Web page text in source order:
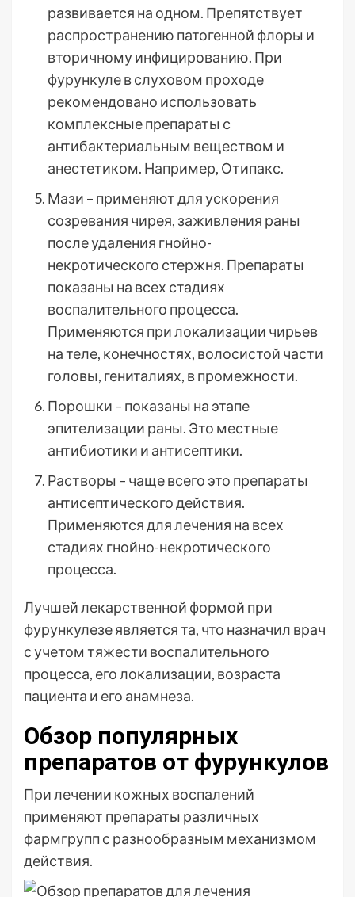
развивается на одном. Препятствует
распространению патогенной флоры и
вторичному инфицированию. При
фурункуле в слуховом проходе
рекомендовано использовать
комплексные препараты с
антибактериальным веществом и
анестетиком. Например, Отипакс.
Мази – применяют для ускорения
созревания чирея, заживления раны
после удаления гнойно-
некротического стержня. Препараты
показаны на всех стадиях
воспалительного процесса.
Применяются при локализации чирьев
на теле, конечностях, волосистой части
головы, гениталиях, в промежности.
Порошки – показаны на этапе
эпителизации раны. Это местные
антибиотики и антисептики.
Растворы – чаще всего это препараты
антисептического действия.
Применяются для лечения на всех
стадиях гнойно-некротического
процесса.
Лучшей лекарственной формой при
фурункулезе является та, что назначил врач
с учетом тяжести воспалительного
процесса, его локализации, возраста
пациента и его анамнеза.
Обзор популярных
препаратов от фурункулов
При лечении кожных воспалений
применяют препараты различных
фармгрупп с разнообразным механизмом
действия.